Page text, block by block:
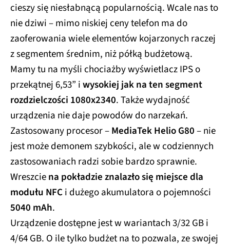
cieszy się niesłabnącą popularnością. Wcale nas to
nie dziwi – mimo niskiej ceny telefon ma do
zaoferowania wiele elementów kojarzonych raczej
z segmentem średnim, niż półką budżetową.
Mamy tu na myśli chociażby wyświetlacz IPS o
przekątnej 6,53” iwysokiej jak na ten segment
rozdzielczości 1080x2340. Także wydajność
urządzenia nie daje powodów do narzekań.
Zastosowany procesor –MediaTek Helio G80– nie
jest może demonem szybkości, ale w codziennych
zastosowaniach radzi sobie bardzo sprawnie.
Wreszciena pokładzie znalazło się miejsce dla
modułu NFCi dużego akumulatora o pojemności
5040 mAh.
Urządzenie dostępne jest w wariantach 3/32 GB i
4/64 GB. O ile tylko budżet na to pozwala, ze swojej